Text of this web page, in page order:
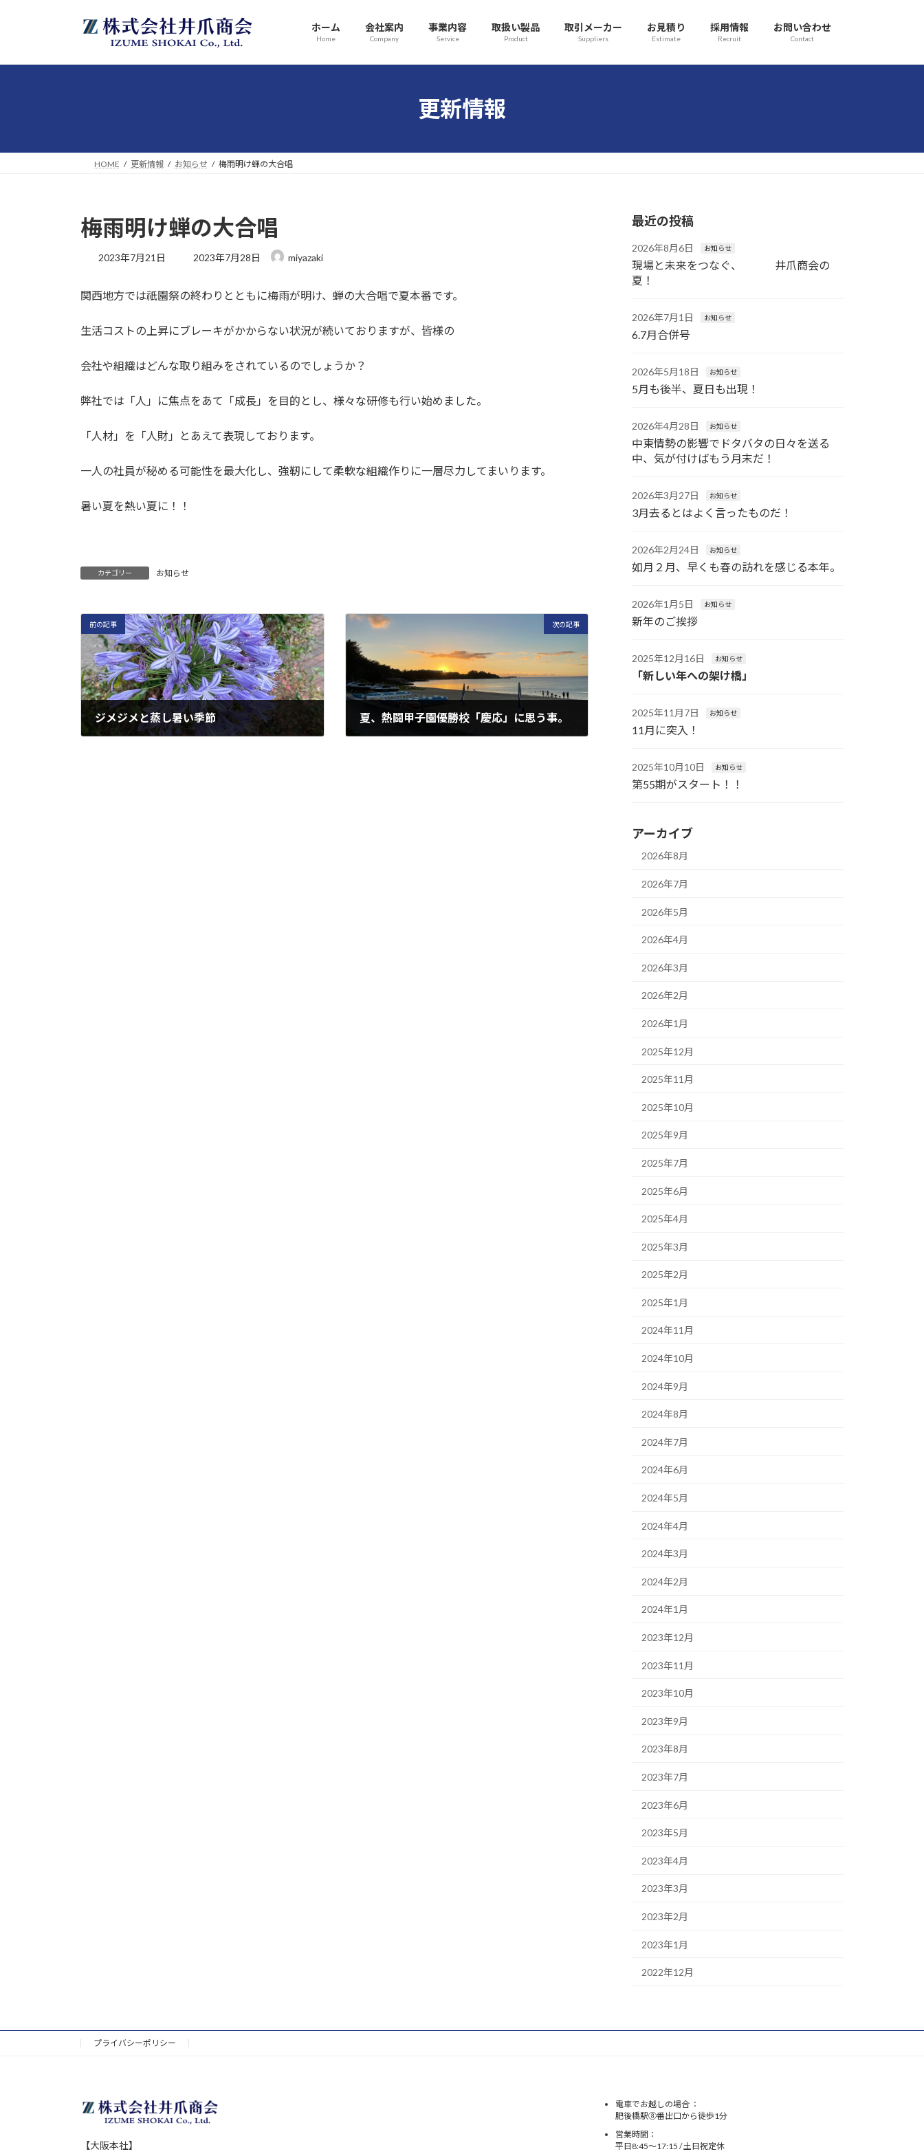
プ
動
ホーム
Home
会社案内
Company
事業内容
Service
取扱い製品
Product
取引メーカー
Suppliers
お見積り
Estimate
採用情報
Recruit
お問い合わせ
Contact
更新情報
HOME 更新情報 お知らせ 梅雨明け蝉の大合唱
梅雨明け蝉の大合唱
2023年7月21日
最
新
:
2023年7月28日 miyazaki
関西地方では祇園祭の終わりとともに梅雨が明け、蝉の大合唱で夏本番です。
生活コストの上昇にブレーキがかからない状況が続いておりますが、皆様の
会社や組織はどんな取り組みをされているのでしょうか？
弊社では「人」に焦点をあて「成長」を目的とし、様々な研修も行い始めました。
「人材」を「人財」とあえて表現しております。
一人の社員が秘める可能性を最大化し、強靭にして柔軟な組織作りに一層尽力してまいります。
暑い夏を熱い夏に！！
カテゴリー お知らせ
前の記事
ジメジメと蒸し暑い季節
次の記事
夏、熱闘甲子園優勝校「慶応」に思う事。
最近の投稿
2026年8月6日 お知らせ
現場と未来をつなぐ、 井爪商会の
夏！
2026年7月1日 お知らせ
6.7月合併号
2026年5月18日 お知らせ
5月も後半、夏日も出現！
2026年4月28日 お知らせ
中東情勢の影響でドタバタの日々を送る
中、気が付けばもう月末だ！
2026年3月27日 お知らせ
3月去るとはよく言ったものだ！
2026年2月24日 お知らせ
如月２月、早くも春の訪れを感じる本年。
2026年1月5日 お知らせ
新年のご挨拶
2025年12月16日 お知らせ
「新しい年への架け橋」
2025年11月7日 お知らせ
11月に突入！
2025年10月10日 お知らせ
第55期がスタート！！
アーカイブ
2026年8月
2026年7月
2026年5月
2026年4月
2026年3月
2026年2月
2026年1月
2025年12月
2025年11月
2025年10月
2025年9月
2025年7月
2025年6月
2025年4月
2025年3月
2025年2月
2025年1月
2024年11月
2024年10月
2024年9月
2024年8月
2024年7月
2024年6月
2024年5月
2024年4月
2024年3月
2024年2月
2024年1月
2023年12月
2023年11月
2023年10月
2023年9月
2023年8月
2023年7月
2023年6月
2023年5月
2023年4月
2023年3月
2023年2月
2023年1月
2022年12月
プライバシーポリシー
【大阪本社】
電車でお越しの場合 ：
肥後橋駅⑧番出口から徒歩1分
営業時間：
平日8:45～17:15 / 土日祝定休